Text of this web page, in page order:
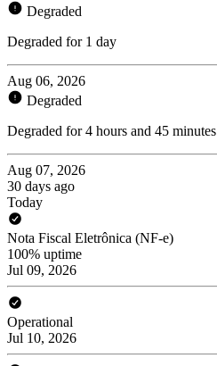
Degraded
Degraded for 1 day
Aug 06, 2026
Degraded
Degraded for 4 hours and 45 minutes
Aug 07, 2026
30 days ago
Today
Nota Fiscal Eletrônica (NF-e)
100% uptime
Jul 09, 2026
Operational
Jul 10, 2026